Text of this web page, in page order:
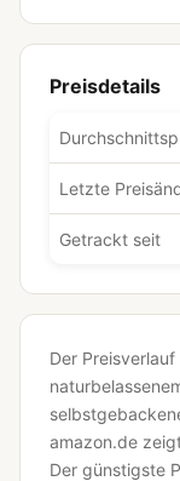
Preisdetails
Letzte
Getrackt seit
Der
amazon.de
Der günstigste